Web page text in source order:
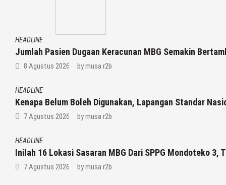
HEADLINE
Jumlah Pasien Dugaan Keracunan MBG Semakin
8 Agustus 2026 bymusa r2b
HEADLINE
Kenapa Belum Boleh Digunakan, Lapangan Standar
7 Agustus 2026 bymusa r2b
HEADLINE
Inilah 16 Lokasi Sasaran MBG Dari SPPG Mondoteko 3,
7 Agustus 2026 bymusa r2b